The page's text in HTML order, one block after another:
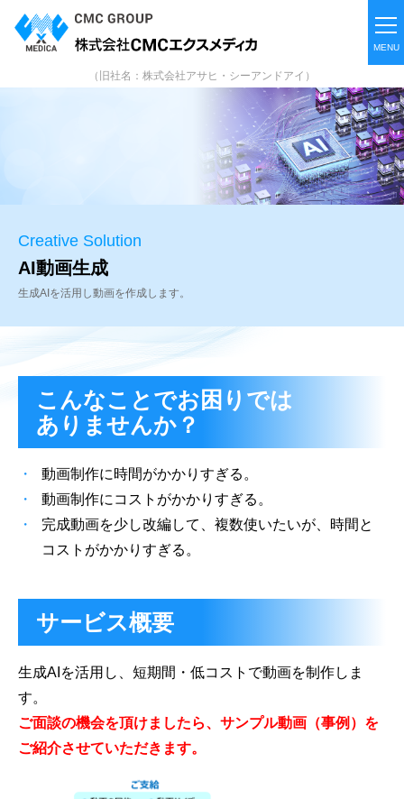
（旧社名：株式会社アサヒ・シーアンドアイ）
Creative Solution
AI動画生成
生成AIを活用し動画を作成します。
こんなことでお困りでは
ありませんか？
動画制作に時間がかかりすぎる。
動画制作にコストがかかりすぎる。
完成動画を少し改編して、複数使いたいが、時間と
コストがかかりすぎる。
サービス概要
生成AIを活用し、短期間・低コストで動画を制作しま
す。
ご面談の機会を頂けましたら、サンプル動画（事例）を
ご紹介させていただきます。